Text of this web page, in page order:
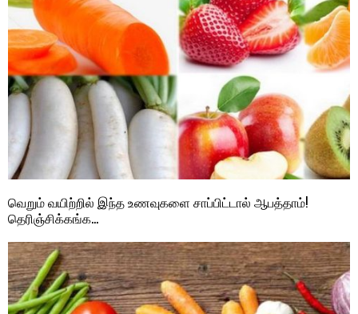
வெறும் வயிற்றில் இந்த உணவுகளை சாப்பிட்டால் ஆபத்தாம்!
தெரிஞ்சிக்கங்க…